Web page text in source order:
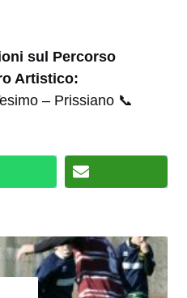
sul Percorso
Artistico:
– Prissiano 📞